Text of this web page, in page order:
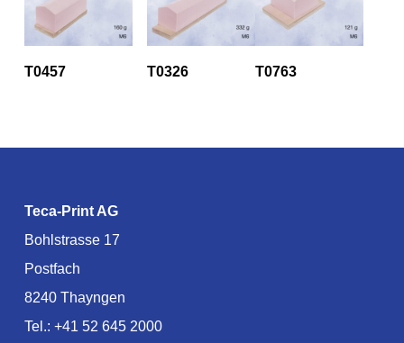
T0457 T0326 T0763
Teca-Print AG
Bohlstrasse 17
Postfach
8240 Thayngen
Tel.: +41 52 645 2000